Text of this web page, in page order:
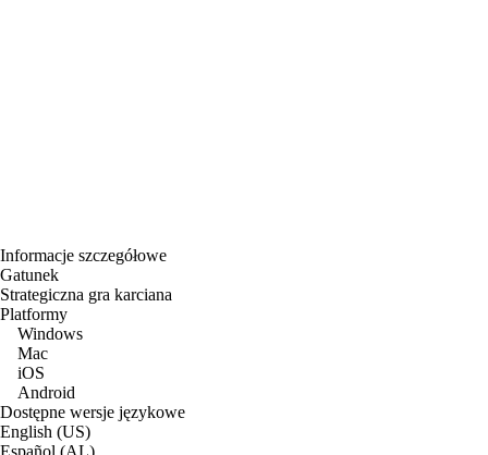
Informacje szczegółowe
Gatunek
Strategiczna gra karciana
Platformy
Windows
Mac
iOS
Android
Dostępne wersje językowe
English (US)
Español (AL)